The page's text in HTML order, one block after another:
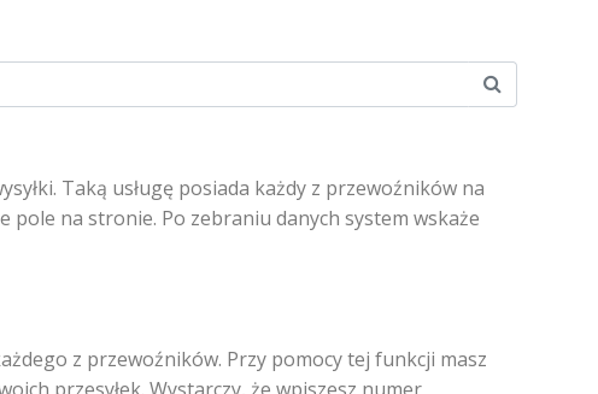
Taką usługę posiada każdy z przewoźników na
na stronie. Po zebraniu danych system wskaże
z przewoźników. Przy pomocy tej funkcji masz